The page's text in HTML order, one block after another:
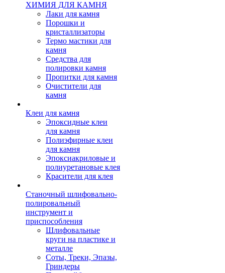
ХИМИЯ ДЛЯ КАМНЯ
Лаки для камня
Порошки и
кристаллизаторы
Термо мастики для
камня
Средства для
полировки камня
Пропитки для камня
Очистители для
камня
Клеи для камня
Эпоксидные клеи
для камня
Полиэфирные клеи
для камня
Эпоксиакриловые и
полиуретановые клея
Красители для клея
Станочный шлифовально-
полировальный
инструмент и
приспособления
Шлифовальные
круги на пластике и
металле
Соты, Треки, Эпазы,
Гриндеры